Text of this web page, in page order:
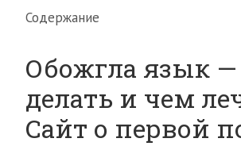
Содержание
Обожгла язык —
делать и чем
Сайт о первой